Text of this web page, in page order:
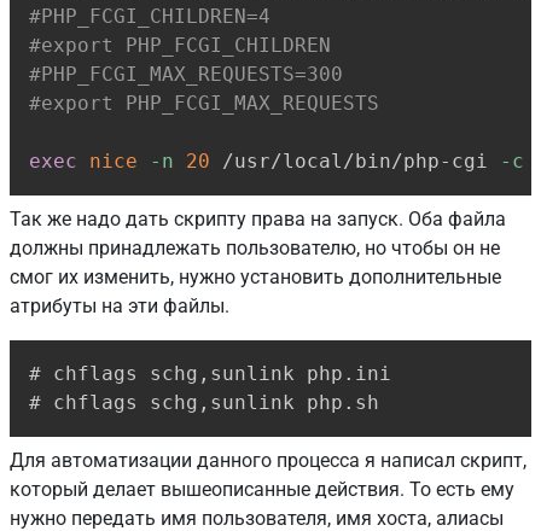
#PHP_FCGI_CHILDREN=4
#export PHP_FCGI_CHILDREN
#PHP_FCGI_MAX_REQUESTS=300
#export PHP_FCGI_MAX_REQUESTS
exec nice -n 20 /usr/local/bin/php-cgi -c
Так же надо дать скрипту права на запуск. Оба файла
должны принадлежать пользователю, но чтобы он не
смог их изменить, нужно установить дополнительные
атрибуты на эти файлы.
# chflags schg,sunlink php.ini
# chflags schg,sunlink php.sh
Для автоматизации данного процесса я написал скрипт,
который делает вышеописанные действия. То есть ему
нужно передать имя пользователя, имя хоста, алиасы